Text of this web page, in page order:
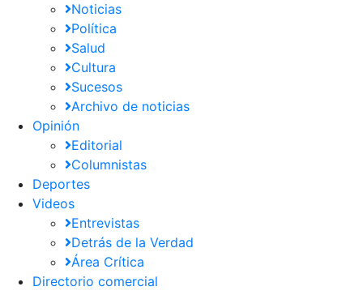
Noticias
Política
Salud
Cultura
Sucesos
Archivo de noticias
Opinión
Editorial
Columnistas
Deportes
Videos
Entrevistas
Detrás de la Verdad
Área Crítica
Directorio comercial